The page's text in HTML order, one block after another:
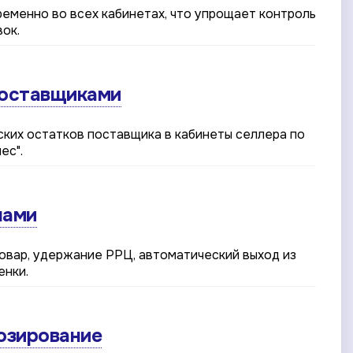
во всех кабинетах, что упрощает контроль
остатков поставщика в кабинеты селлера по
удержание РРЦ, автоматический выход из